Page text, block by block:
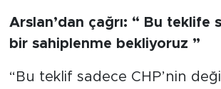
Arslan’dan çağrı: “ Bu teklife
bir sahiplenme bekliyoruz ”
“Bu teklif sadece CHP’nin